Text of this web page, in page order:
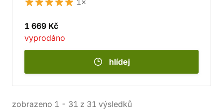
1×
1 669 Kč
vyprodáno
hlídej
zobrazeno 1 - 31 z 31 výsledků